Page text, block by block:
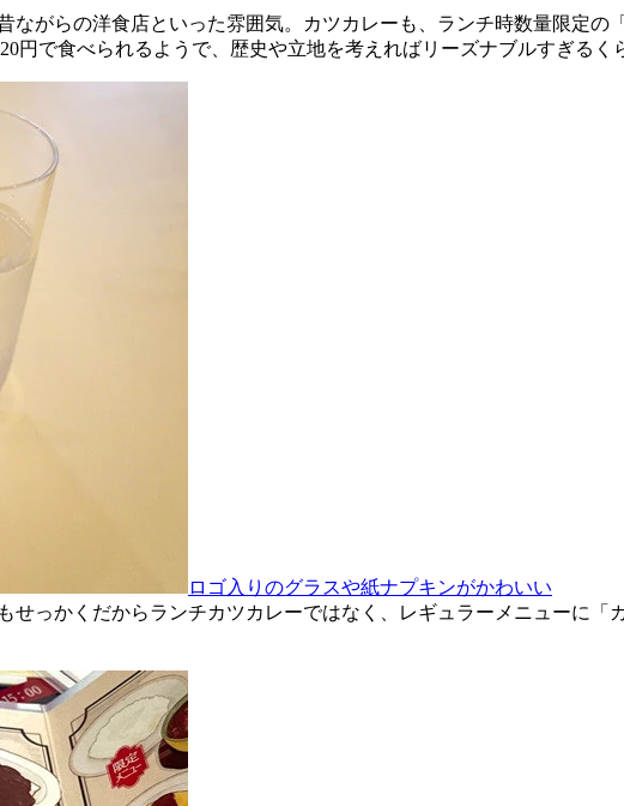
がらの洋食店といった雰囲気。カツカレーも、ランチ時数量限定の
円で食べられるようで、歴史や立地を考えればリーズナブルすぎるく
ロゴ入りのグラスや紙ナプキンがかわいい
っかくだからランチカツカレーではなく、レギュラーメニューに「